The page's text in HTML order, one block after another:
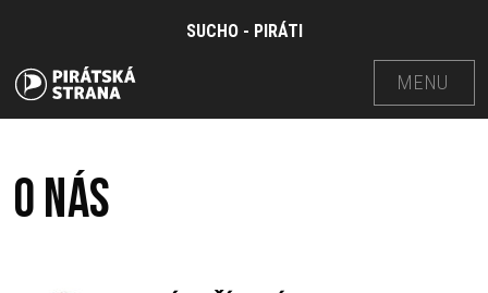
SUCHO - PIRÁTI
MENU
O nás